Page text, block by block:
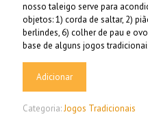
nosso taleigo serve para
objetos: 1) corda de saltar, 2)
berlindes, 6) colher de pau e
base de alguns jogos
Adicionar
Categoria:Jogos Tradicionais